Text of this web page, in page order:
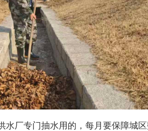
厂专门抽水用的，每月要保障城区